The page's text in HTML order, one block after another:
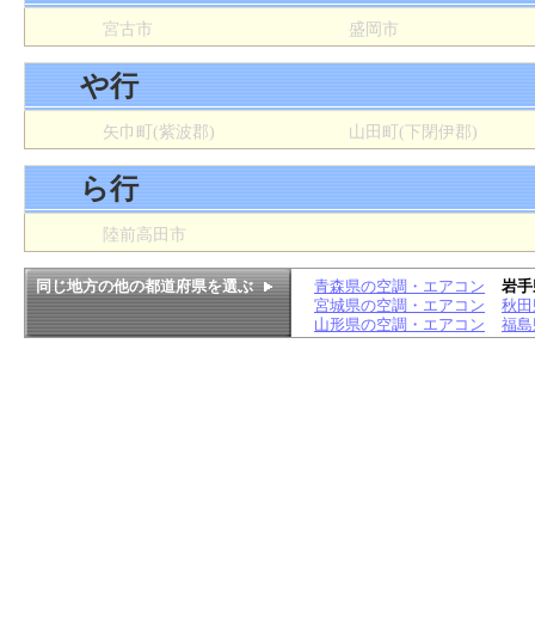
宮古市 盛岡市
や行
矢巾町(紫波郡) 山田町(下閉伊郡)
ら行
陸前高田市
同じ地方の他の都道府県を選ぶ 青森県の空調・エアコン
岩
宮城県の空調・エアコン
秋
山形県の空調・エアコン
福